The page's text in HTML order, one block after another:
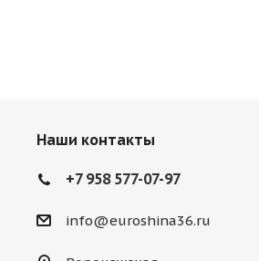
Наши контакты
+7 958 577-07-97
info@euroshina36.ru